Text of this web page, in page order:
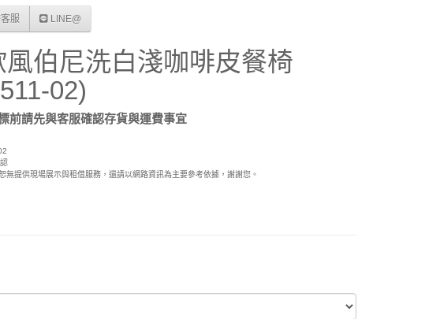
服 LINE@
伯尼洗白淺咖啡皮餐椅
02)
前請先與客服確認存貨與運費事宜
無提供現場展示與租借服務，還請以網路資訊為主要參考依據，謝謝您。